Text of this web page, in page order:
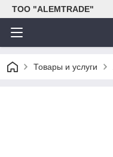
ТОО "ALEMTRADE"
Товары и услуги